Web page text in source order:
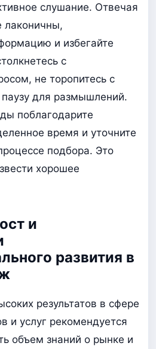
слушание. Отвечая
лаконичны,
и избегайте
с
не торопитесь с
для размышлений.
поблагодарите
время и уточните
подбора. Это
хорошее
и
развития в
результатов в сфере
и услуг рекомендуется
объем знаний о рынке и